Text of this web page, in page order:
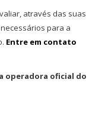
através das suas
para a
Entre em contato
operadora oficial do